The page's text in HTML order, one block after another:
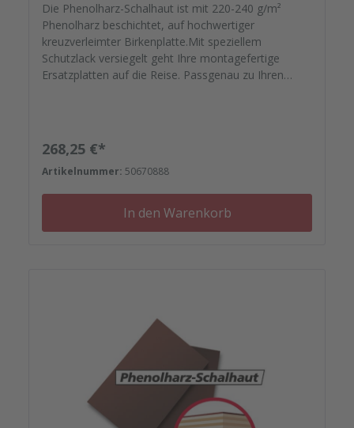
Die Phenolharz-Schalhaut ist mit 220-240 g/m²
Phenolharz beschichtet, auf hochwertiger
kreuzverleimter Birkenplatte.Mit speziellem
Schutzlack versiegelt geht Ihre montagefertige
Ersatzplatten auf die Reise. Passgenau zu Ihren
Nieten, Schrauben, Kunststoffeinsätzen bis zu
Reparaturplättchen.Diese Schalhaut besteht
aufgrund ihrer Größe aus einer zweigeteilten Platte
mit V-Nut.
Regulärer Preis:
268,25 €*
Artikelnummer: 50670888
In den Warenkorb